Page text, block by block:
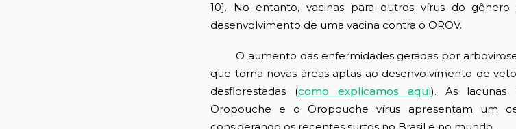
10]. No entanto, vacinas para outros vírus do
desenvolvimento de uma vacina contra o OROV.
O aumento das enfermidades geradas por
que torna novas áreas aptas ao desenvolvimento de
desflorestadas (como explicamos aqui). As lacunas
Oropouche e o Oropouche vírus apresentam um